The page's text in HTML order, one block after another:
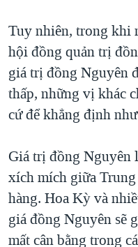
Tuy nhiên, trong khi
hội đồng quản trị
giá trị đồng Nguyên
thấp, những vị khác
cứ để khẳng định
Giá trị đồng Nguyên
xích mích giữa
hàng. Hoa Kỳ và
giá đồng Nguyên sẽ
mất cân bằng trong